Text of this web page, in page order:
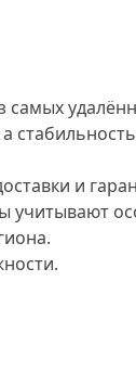
и
учитывают